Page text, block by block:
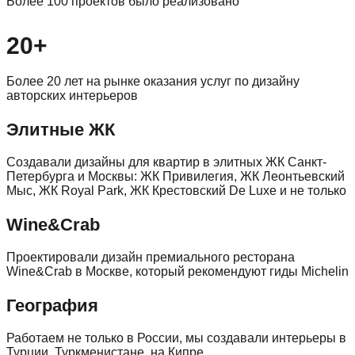
20+
Более 20 лет на рынке оказания услуг по дизайну
авторских интерьеров
Элитные ЖК
Создавали дизайны для квартир в элитных ЖК Санкт-
Петербурга и Москвы: ЖК Привилегия, ЖК Леонтьевский
Мыс, ЖК Royal Park, ЖК Крестовский De Luxe и не только
Wine&Crab
Проектировали дизайн премиального ресторана
Wine&Crab в Москве, который рекомендуют гиды Michelin
География
Работаем не только в России, мы создавали интерьеры в
Турции, Туркменистане, на Кипре